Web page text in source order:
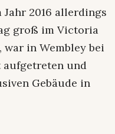
2016 allerdings
groß im Victoria
in Wembley bei
aufgetreten und
Gebäude in